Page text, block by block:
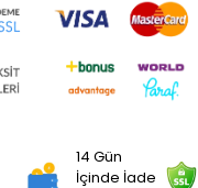
14 Gün
İçinde İade